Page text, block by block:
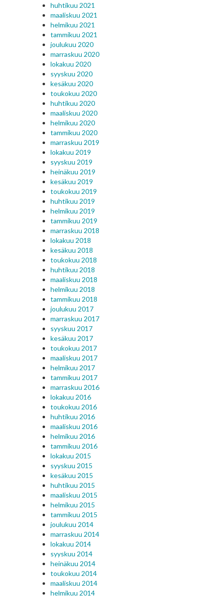
huhtikuu 2021
maaliskuu 2021
helmikuu 2021
tammikuu 2021
joulukuu 2020
marraskuu 2020
lokakuu 2020
syyskuu 2020
kesäkuu 2020
toukokuu 2020
huhtikuu 2020
maaliskuu 2020
helmikuu 2020
tammikuu 2020
marraskuu 2019
lokakuu 2019
syyskuu 2019
heinäkuu 2019
kesäkuu 2019
toukokuu 2019
huhtikuu 2019
helmikuu 2019
tammikuu 2019
marraskuu 2018
lokakuu 2018
kesäkuu 2018
toukokuu 2018
huhtikuu 2018
maaliskuu 2018
helmikuu 2018
tammikuu 2018
joulukuu 2017
marraskuu 2017
syyskuu 2017
kesäkuu 2017
toukokuu 2017
maaliskuu 2017
helmikuu 2017
tammikuu 2017
marraskuu 2016
lokakuu 2016
toukokuu 2016
huhtikuu 2016
maaliskuu 2016
helmikuu 2016
tammikuu 2016
lokakuu 2015
syyskuu 2015
kesäkuu 2015
huhtikuu 2015
maaliskuu 2015
helmikuu 2015
tammikuu 2015
joulukuu 2014
marraskuu 2014
lokakuu 2014
syyskuu 2014
heinäkuu 2014
toukokuu 2014
maaliskuu 2014
helmikuu 2014